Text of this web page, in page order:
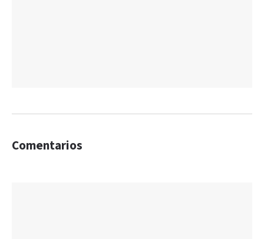
Comentarios